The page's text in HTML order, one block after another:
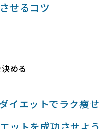
せるコツ
める
イエットでラク痩せ